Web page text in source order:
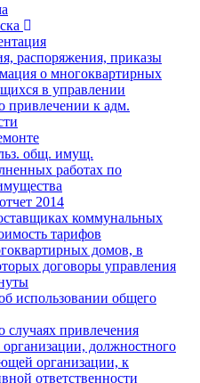
распоряжения, приказы
о многоквартирных
в управлении
привлечении к адм.
общ. имущ.
работах по
2014
коммунальных
тарифов
домов, в
договоры управления
использовании общего
привлечения
должностного
организации, к
ответственности